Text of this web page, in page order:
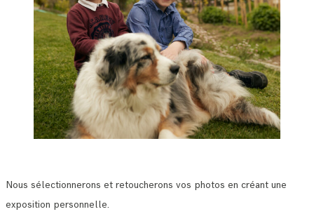
Nous sélectionnerons et retoucherons vos photos en créant une
exposition personnelle.